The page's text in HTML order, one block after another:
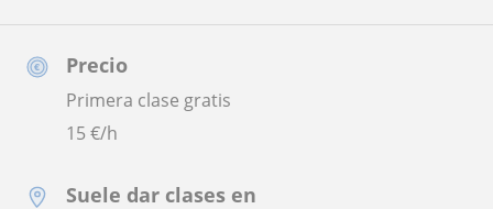
Precio
Primera clase gratis
15€/h
Suele dar clases en